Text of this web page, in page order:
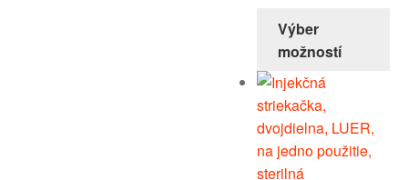
Výber
možností